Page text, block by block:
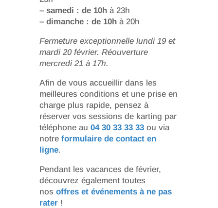
– samedi : de 10hà 23h
– dimanche : de 10hà 20h
Fermeture exceptionnelle lundi 19 et
mardi 20 février. Réouverture
mercredi 21 à 17h.
Afin de vous accueillir dans les
meilleures conditions et une prise en
charge plus rapide, pensez à
réserver vos sessions de karting par
téléphone au 04 30 33 33 33ou via
notre formulaire de contact en
ligne.
Pendant les vacances de février,
découvrez également toutes
nos offres et événements à ne pas
rater!